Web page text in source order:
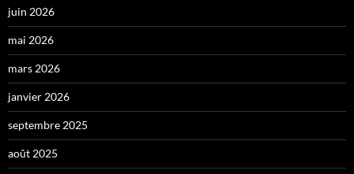
juin 2026
mai 2026
mars 2026
janvier 2026
septembre 2025
août 2025